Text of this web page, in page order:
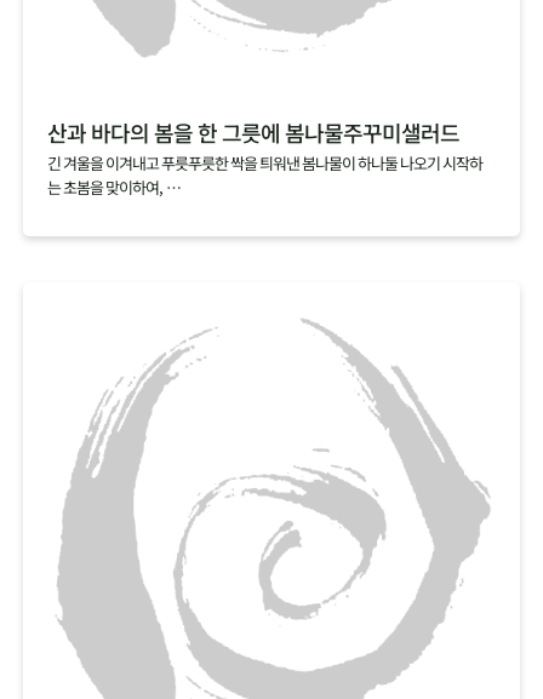
산과 바다의 봄을 한 그릇에 봄나물주꾸미샐러드
긴 겨울을 이겨내고 푸릇푸릇한 싹을 틔워낸 봄나물이 하나둘 나오기 시작하
는 초봄을 맞이하여,